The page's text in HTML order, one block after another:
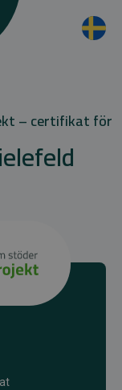
– certifikat för